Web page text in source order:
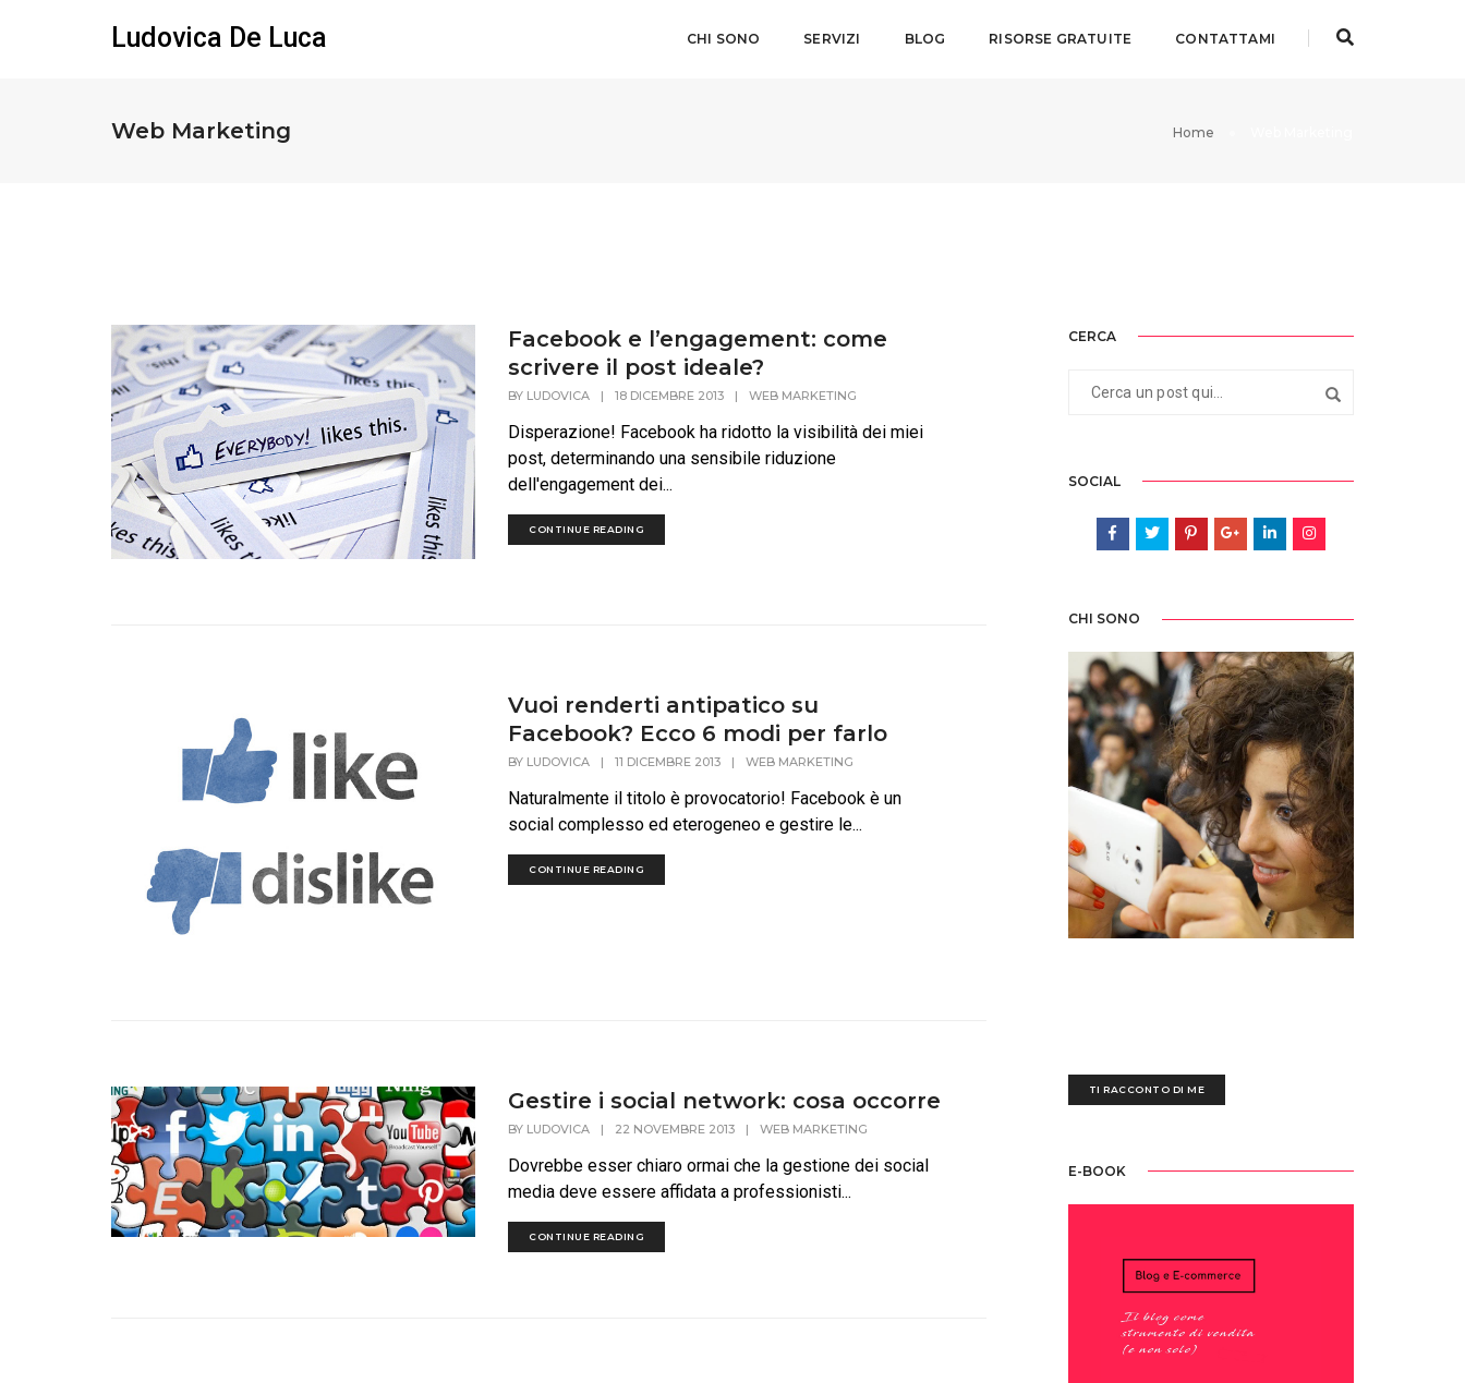
Ludovica De Luca CHI SONO SERVIZI BLOG RISORSE GRATUITE CONTATTAMI
Web Marketing Home
Facebook e l’engagement: come
scrivere il post ideale?
BY LUDOVICA | 18 DICEMBRE 2013 | WEB MARKETING
Disperazione! Facebook ha ridotto la visibilità dei miei
post, determinando una sensibile riduzione
dell'engagement dei...
CONTINUE READING
Vuoi renderti antipatico su
Facebook? Ecco 6 modi per farlo
BY LUDOVICA | 11 DICEMBRE 2013 | WEB MARKETING
Naturalmente il titolo è provocatorio! Facebook è un
social complesso ed eterogeneo e gestire le...
CONTINUE READING
Gestire i social network: cosa occorre
BY LUDOVICA | 22 NOVEMBRE 2013 | WEB MARKETING
Dovrebbe esser chiaro ormai che la gestione dei social
media deve essere affidata a professionisti...
CONTINUE READING
CERCA
SOCIAL
CHI SONO
TI RACCONTO DI ME
E-BOOK